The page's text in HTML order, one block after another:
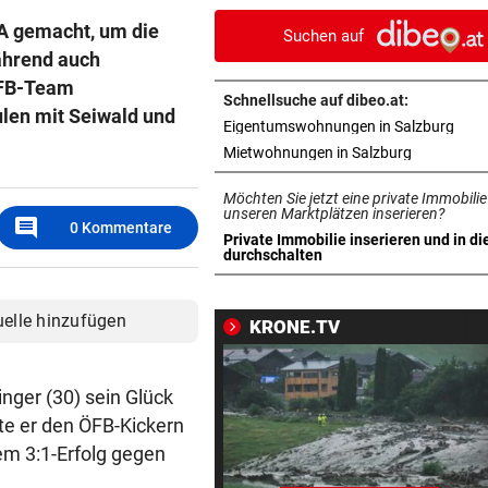
gemacht, um die
auch
Team
mit Seiwald und
comment 0 Kommentare
hinzufügen
(30) sein Glück
er den ÖFB-Kickern
3:1-Erfolg gegen
am Schlachtfeld“
IN SALZBURG-STADT vor
Bekiffter 16-Jähriger mit
getuntem Moped erwischt
ELEKTRONIK WURDE NASS
Nächstes Gewitter legte
Obusse erneut lahm
GELDKASSE GESTOHLEN
sind fassungslos“
SALZBURGER FESTSPIELE vor 15
Mozarts herrlich kühne
Liebesspiele ganz in Weiß
SO SIEHT MAN SIE GUT vor
Suchen auf
Schnellsuche auf dibeo.at:
Eigentumswohnungen in Salzburg
Mietwohnungen in Salzburg
Möchten Sie jetzt eine private
unseren Marktplätzen inserieren?
Private Immobilie inserieren und in
durchschalten
in neuem Tab öffnen
KRONE.TV